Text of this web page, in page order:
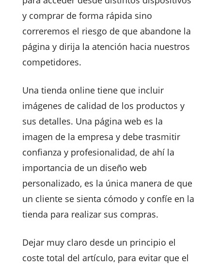
y comprar de forma rápida sino
correremos el riesgo de que abandone la
página y dirija la atención hacia nuestros
competidores.
Una tienda online tiene que incluir
imágenes de calidad de los productos y
sus detalles. Una página web es la
imagen de la empresa y debe trasmitir
confianza y profesionalidad, de ahí la
importancia de un diseño web
personalizado, es la única manera de que
un cliente se sienta cómodo y confíe en la
tienda para realizar sus compras.
Dejar muy claro desde un principio el
coste total del artículo, para evitar que el